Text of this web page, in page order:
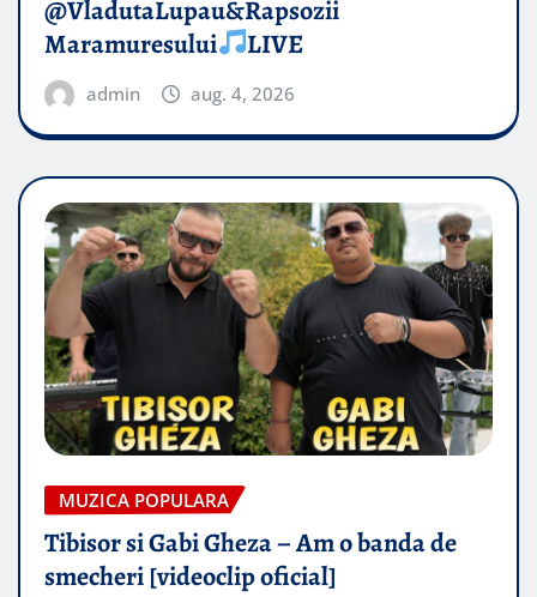
@VladutaLupau&Rapsozii
Maramuresului
LIVE
admin aug. 4, 2026
MUZICA POPULARA
Tibisor si Gabi Gheza – Am o banda de
smecheri [videoclip oficial]